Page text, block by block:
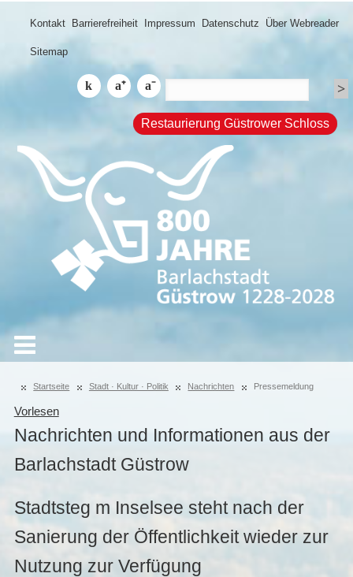
Kontakt Barrierefreiheit Impressum Datenschutz Über Webreader
Sitemap
Restaurierung Güstrower Schloss
Startseite Stadt · Kultur · Politik Nachrichten Pressemeldung
Vorlesen
Nachrichten und Informationen aus der
Barlachstadt Güstrow
Stadtsteg m Inselsee steht nach der
Sanierung der Öffentlichkeit wieder zur
Nutzung zur Verfügung